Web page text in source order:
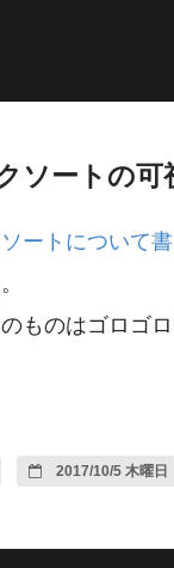
ソートの可
ートについて
ものはゴロゴ
2017/10/5 木曜日